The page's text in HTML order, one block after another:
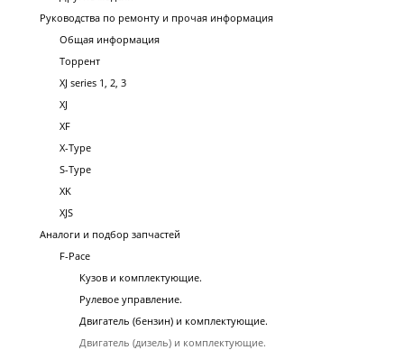
Руководства по ремонту и прочая информация
Общая информация
Торрент
XJ series 1, 2, 3
XJ
XF
X-Type
S-Type
XK
XJS
Аналоги и подбор запчастей
F-Pace
Кузов и комплектующие.
Рулевое управление.
Двигатель (бензин) и комплектующие.
Двигатель (дизель) и комплектующие.